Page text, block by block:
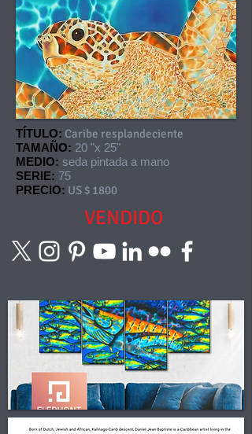
TÍTULO: Caribe resplandeciente
TAMAÑO: 20 "x 25"
MEDIO: seda pintada a mano
SERIE: 75
PRECIO: US $ 1800
VENDIDO